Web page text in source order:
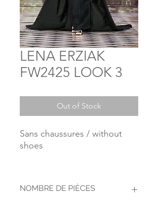
LENA ERZIAK
FW2425 LOOK 3
Out of Stock
Sans chaussures / without
shoes
NOMBRE DE PIÈCES